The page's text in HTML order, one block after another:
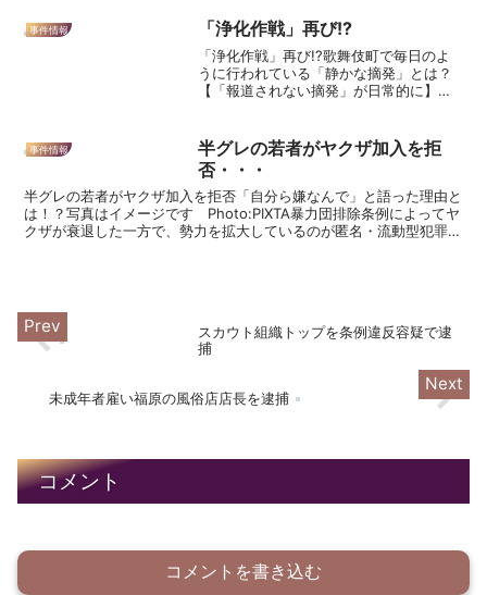
事件情報 「浄化作戦」再び!?
「浄化作戦」再び!?歌舞伎町で毎日のよ
うに行われている「静かな摘発」とは？
【「報道されない摘発」が日常的に】日
引きの摘発が相次いでいる。「第二次浄
化作戦」「静かな摘発」と...
事件情報
半グレの若者がヤクザ加入を拒
否・・・
半グレの若者がヤクザ加入を拒否「自分ら嫌なんで」と語った理由と
は！？写真はイメージです Photo:PIXTA暴力団排除条例によってヤ
クザが衰退した一方で、勢力を拡大しているのが匿名・流動型犯罪グ
スカウト組織トップを条例違反容疑で逮
捕
未成年者雇い福原の風俗店店長を逮捕
コメント
コメントを書き込む